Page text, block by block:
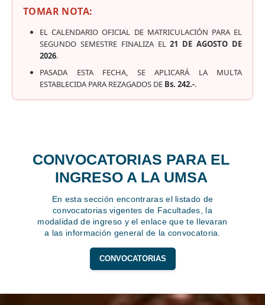
TOMAR NOTA:
EL CALENDARIO OFICIAL DE MATRICULACIÓN PARA EL
SEGUNDO SEMESTRE FINALIZA EL21 DE AGOSTO DE
2026.
PASADA ESTA FECHA, SE APLICARÁ LA MULTA
ESTABLECIDA PARA REZAGADOS DE Bs. 242.-.
CONVOCATORIAS PARA EL
INGRESO A LA UMSA
En esta sección encontraras el listado de
convocatorias vigentes de Facultades, la
modalidad de ingreso y el enlace que te llevaran
a las información general de la convocatoria.
CONVOCATORIAS